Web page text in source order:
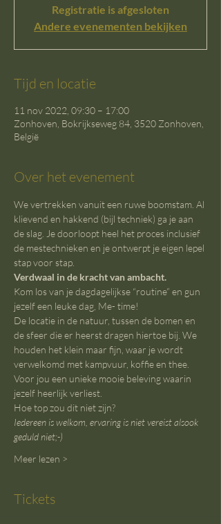
Registratie is afgesloten
Andere evenementen bekijken
Tijd en locatie
11 nov 2022, 09:30 – 17:00
Zonhoven, Bokrijkseweg 84, 3520 Zonhoven,
België
Over het evenement
We vertrekken vanuit een ruwe boomstam. Al
klievend en hakkend (bijl techniek) ga je aan
de slag. Je doorloopt heel het proces inclusief
de mestechnieken en je ontwerpt je eigen lepel
stap voor stap.
Verdwaal in de kracht van ambacht.
Kom los van je dagdagelijkse “routine” en gun
jezelf een leuke dag, Me- time!
De locatie in de natuur, tussen de bomen en
de sfeer die er heerst dragen hiertoe bij. We
houden het klein maar fijn, waar je wordt
verwelkomd met kampvuur, koffie en thee.
Voor jou een unieke mooie beleving waarin
jezelf heerlijk verliest.
Hoe top zou dit niet zijn?
Iedereen is welkom, ervaring is niet vereist alsook
geduld niet;-)
Meer lezen >
Tickets